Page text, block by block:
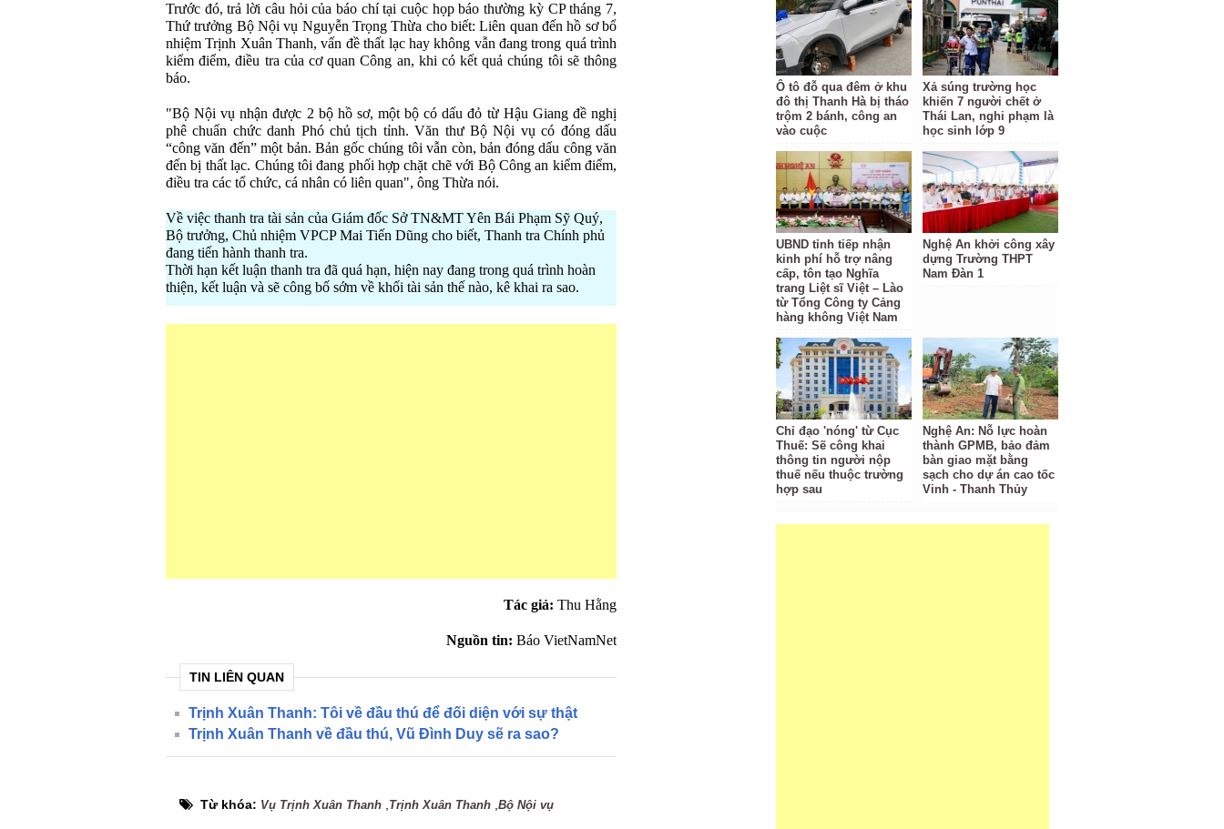
Trước đó, trả lời câu hỏi của báo chí tại cuộc họp báo thường kỳ CP tháng 7,
Thứ trưởng Bộ Nội vụ Nguyễn Trọng Thừa cho biết: Liên quan đến hồ sơ bổ
nhiệm Trịnh Xuân Thanh, vấn đề thất lạc hay không vẫn đang trong quá trình
kiểm điểm, điều tra của cơ quan Công an, khi có kết quả chúng tôi sẽ thông
báo.
"Bộ Nội vụ nhận được 2 bộ hồ sơ, một bộ có dấu đỏ từ Hậu Giang đề nghị
phê chuẩn chức danh Phó chủ tịch tỉnh. Văn thư Bộ Nội vụ có đóng dấu
“công văn đến” một bản. Bản gốc chúng tôi vẫn còn, bản đóng dấu công văn
đến bị thất lạc. Chúng tôi đang phối hợp chặt chẽ với Bộ Công an kiểm điểm,
điều tra các tổ chức, cá nhân có liên quan", ông Thừa nói.
Về việc thanh tra tài sản của Giám đốc Sở TN&MT Yên Bái Phạm Sỹ Quý,
Bộ trưởng, Chủ nhiệm VPCP Mai Tiến Dũng cho biết, Thanh tra Chính phủ
đang tiến hành thanh tra.
Thời hạn kết luận thanh tra đã quá hạn, hiện nay đang trong quá trình hoàn
thiện, kết luận và sẽ công bố sớm về khối tài sản thế nào, kê khai ra sao.
Tác giả: Thu Hằng
Nguồn tin: Báo VietNamNet
TIN LIÊN QUAN
Trịnh Xuân Thanh: Tôi về đầu thú để đối diện với sự thật
Trịnh Xuân Thanh về đầu thú, Vũ Đình Duy sẽ ra sao?
Từ khóa: Vụ Trịnh Xuân Thanh Trịnh Xuân Thanh Bộ Nội vụ
Ô tô đỗ qua đêm ở khu
đô thị Thanh Hà bị tháo
trộm 2 bánh, công an
vào cuộc
Xả súng trường học
khiến 7 người chết ở
Thái Lan, nghi phạm là
học sinh lớp 9
UBND tỉnh tiếp nhận
kinh phí hỗ trợ nâng
cấp, tôn tạo Nghĩa
trang Liệt sĩ Việt – Lào
từ Tổng Công ty Cảng
hàng không Việt Nam
Nghệ An khởi công xây
dựng Trường THPT
Nam Đàn 1
Chỉ đạo 'nóng' từ Cục
Thuế: Sẽ công khai
thông tin người nộp
thuế nếu thuộc trường
hợp sau
Nghệ An: Nỗ lực hoàn
thành GPMB, bảo đảm
bàn giao mặt bằng
sạch cho dự án cao tốc
Vinh - Thanh Thủy